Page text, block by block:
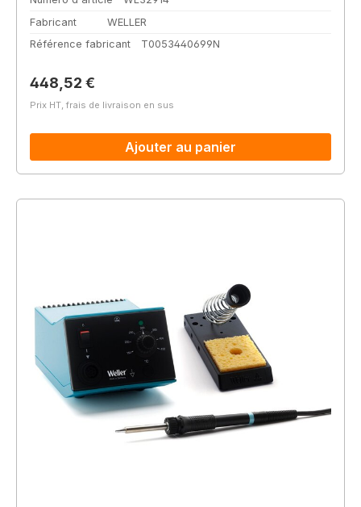
Fabricant
WELLER
Référence fabricant
T0053440699N
Prix régulier :
448,52 €
Prix HT, frais de livraison en sus
Ajouter au panier